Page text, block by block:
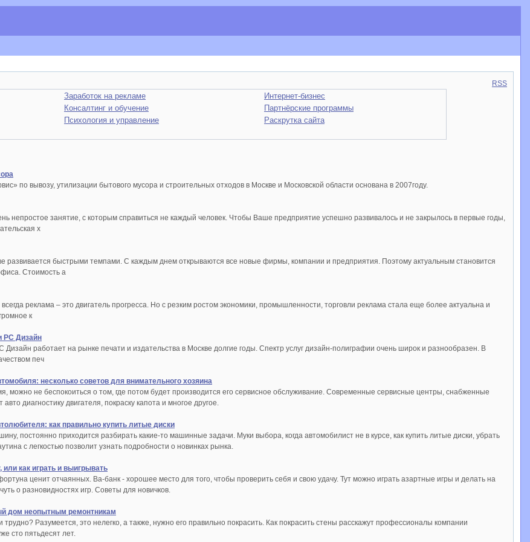
RSS
Заработок на рекламе
Интернет-бизнес
Консалтинг и обучение
Партнёрские программы
Психология и управление
Раскрутка сайта
по вывозу, утилизации бытового мусора и строительных отходов в Москве и Московской области основана в 2007году.
непростое занятие, с которым справиться не каждый человек. Чтобы Ваше предприятие успешно развивалось и не закрылось в первые годы,
х
развивается быстрыми темпами. С каждым днем открываются все новые фирмы, компании и предприятия. Поэтому актуальным становится
Стоимость а
реклама – это двигатель прогресса. Но с резким ростом экономики, промышленности, торговли реклама стала еще более актуальна и
к
PC Дизайн
Дизайн работает на рынке печати и издательства в Москве долгие годы. Спектр услуг дизайн-полиграфии очень широк и разнообразен. В
печ
несколько советов для внимательного хозяина
можно не беспокоиться о том, где потом будет производится его сервисное обслуживание. Современные сервисные центры, снабженные
диагностику двигателя, покраску капота и многое другое.
как правильно купить литые диски
постоянно приходится разбирать какие-то машинные задачи. Муки выбора, когда автомобилист не в курсе, как купить литые диски, убрать
с легкостью позволит узнать подробности о новинках рынка.
как играть и выигрывать
ценит отчаянных. Ва-банк - хорошее место для того, чтобы проверить себя и свою удачу. Тут можно играть азартные игры и делать на
о разновидностях игр. Советы для новичков.
дом неопытным ремонтникам
трудно? Разумеется, это нелегко, а также, нужно его правильно покрасить. Как покрасить стены расскажут профессионалы компании
сто пятьдесят лет.